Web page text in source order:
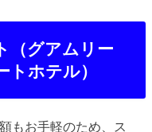
（グアムリー
ホテル）
もお手軽のため、ス